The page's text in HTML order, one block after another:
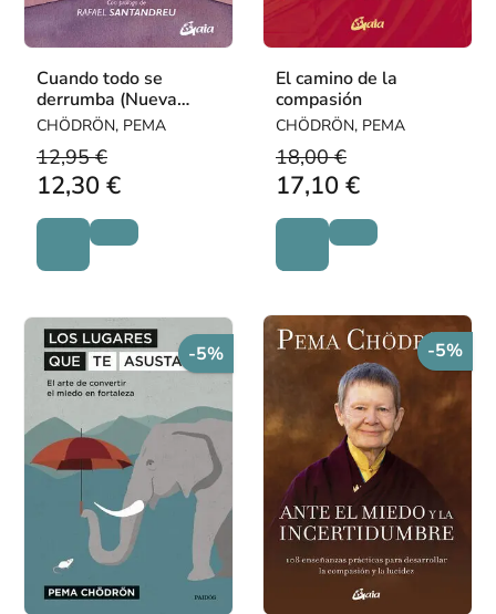
Cuando todo se
derrumba (Nueva
Edición)
CHÖDRÖN, PEMA
12,95 €
12,30 €
El camino de la
compasión
CHÖDRÖN, PEMA
18,00 €
17,10 €
-5% -5%